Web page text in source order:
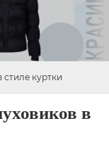
куртки
в